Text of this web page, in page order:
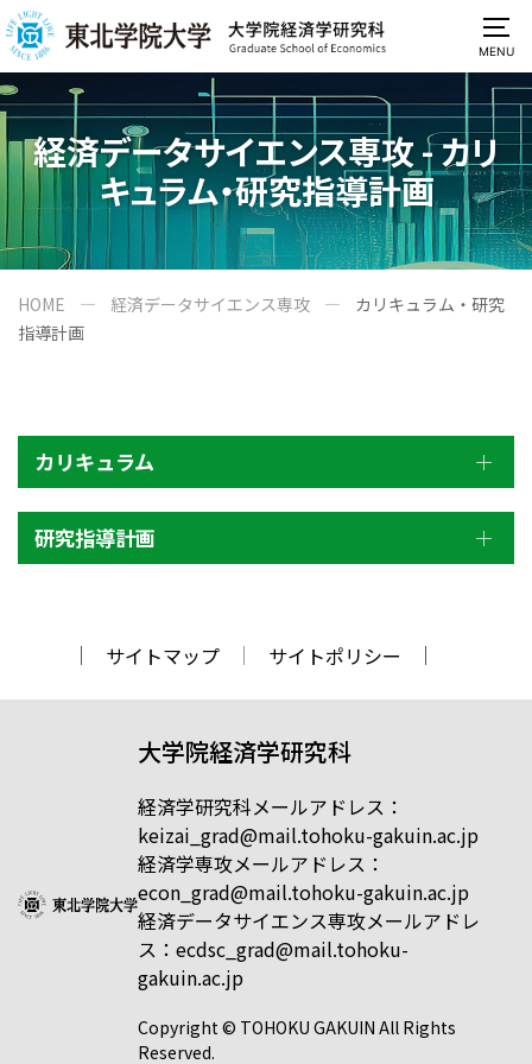
MENU
経済データサイエンス専攻 - カリ
キュラム・研究指導計画
HOME 経済データサイエンス専攻
カリキュラム・研究
指導計画
カリキュラム
研究指導計画
サイトマップ サイトポリシー
大学院経済学研究科
経済学研究科メールアドレス：
keizai_grad@mail.tohoku-gakuin.ac.jp
経済学専攻メールアドレス：
econ_grad@mail.tohoku-gakuin.ac.jp
経済データサイエンス専攻メールアドレ
ス：ecdsc_grad@mail.tohoku-
gakuin.ac.jp
Copyright © TOHOKU GAKUIN All Rights
Reserved.